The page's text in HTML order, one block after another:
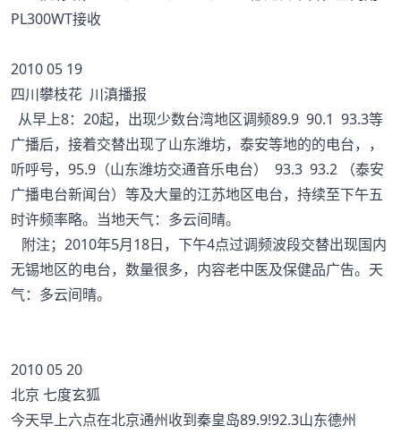
PL300WT接收
2010 05 19
四川攀枝花 川滇播报
从早上8：20起，出现少数台湾地区调频89.9 90.1 93.3等
广播后，接着交替出现了山东潍坊，泰安等地的的电台，，
听呼号，95.9（山东潍坊交通音乐电台） 93.3 93.2 （泰安
广播电台新闻台）等及大量的江苏地区电台，持续至下午五
时许频率略。当地天气：多云间晴。
附注；2010年5月18日，下午4点过调频波段交替出现国内
无锡地区的电台，数量很多，内容老中医及保健品广告。天
气：多云间晴。
2010 05 20
北京 七度玄狐
今天早上六点在北京通州收到秦皇岛89.9!92.3山东德州